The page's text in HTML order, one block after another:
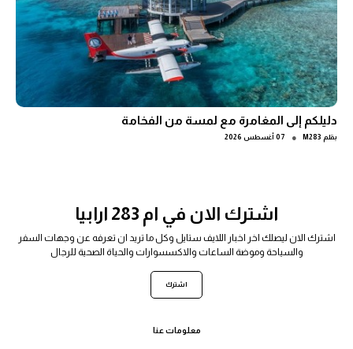
دليلكم إلى المغامرة مع لمسة من الفخامة
بقلم M283
● 07 أغسطس 2026
اشترك الان في ام 283 ارابيا
اشترك الان ليصلك اخر اخبار اللايف ستايل وكل ما تريد ان تعرفه عن وجهات السفر
والسياحة وموضة الساعات والاكسسوارات والحياة الصحية للرجال
اشترك
معلومات عنا